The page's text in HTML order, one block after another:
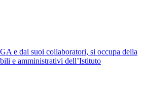
e dai suoi collaboratori, si occupa della
e amministrativi dell’Istituto